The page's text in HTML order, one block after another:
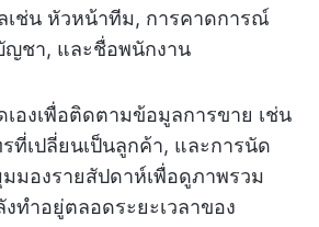
เช่น หัวหน้าทีม, การคาดการณ์
ญชา, และชื่อพนักงาน
องเพื่อติดตามข้อมูลการขาย เช่น
ที่เปลี่ยนเป็นลูกค้า, และการนัด
มองรายสัปดาห์เพื่อดูภาพรวม
ทำอยู่ตลอดระยะเวลาของ